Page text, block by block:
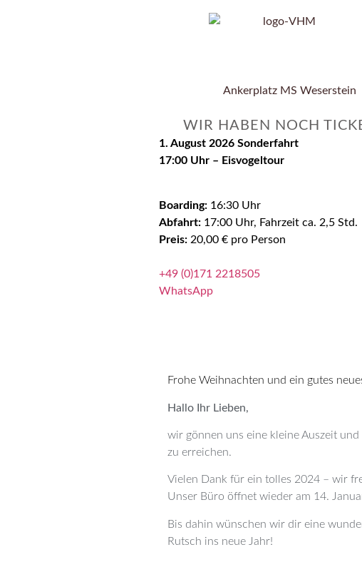
WIR HABEN NOCH
1. August 2026 Sonderfahrt
17:00 Uhr – Eisvogeltour
Boarding: 16:30 Uhr
Abfahrt: 17:00 Uhr, Fahrzeit ca. 2,5 Std.
Preis: 20,00 € pro Person
+49 (0)171 2218505
WhatsApp
Frohe Weihnachten und ein gutes
Hallo Ihr Lieben,
wir gönnen uns eine kleine Auszeit
zu erreichen.
Vielen Dank für ein tolles 2024 – wir
Unser Büro öffnet wieder am 14.
Bis dahin wünschen wir dir eine
Rutsch ins neue Jahr!